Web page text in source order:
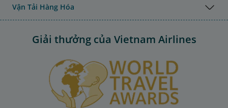
Vận Tải Hàng Hóa
Giải thưởng của Vietnam Airlines